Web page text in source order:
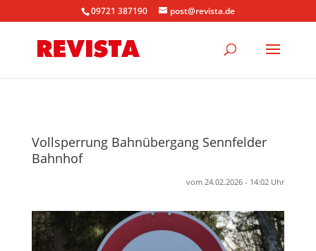
09721 387190 post@revista.de
Vollsperrung Bahnübergang Sennfelder
Bahnhof
vom 24.02.2026 - 14:02 Uhr